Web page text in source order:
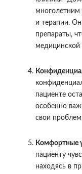
многолетним
и терапии.
препараты,
пациенте
особенно
свои
Комфортные
пациенту
находясь в